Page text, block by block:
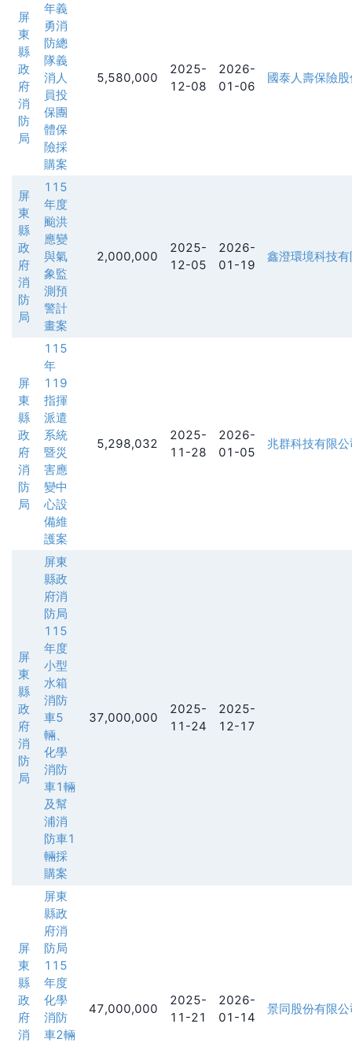
屏
東
縣
政
府
消
防
局
年義
勇消
防總
隊義
消人
員投
保團
體保
險採
購案
5,580,000
2025-
12-08
2026-
01-06
國泰人壽保險
屏
東
縣
政
府
消
防
局
115
年度
颱洪
應變
與氣
象監
測預
警計
畫案
2,000,000
2025-
12-05
2026-
01-19
鑫澄環境科技
屏
東
縣
政
府
消
防
局
115
年
119
指揮
派遣
系統
暨災
害應
變中
心設
備維
護案
5,298,032
2025-
11-28
2026-
01-05
兆群科技有限公
屏
東
縣
政
府
消
防
局
屏東
縣政
府消
防局
115
年度
小型
水箱
消防
車5
輛、
化學
消防
車1輛
及幫
浦消
防車1
輛採
購案
37,000,000
2025-
11-24
2025-
12-17
屏
東
縣
政
府
消
屏東
縣政
府消
防局
115
年度
化學
消防
車2輛
47,000,000
2025-
11-21
2026-
01-14
景同股份有限公